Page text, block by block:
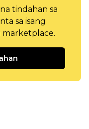
tindahan sa
sa isang
marketplace.